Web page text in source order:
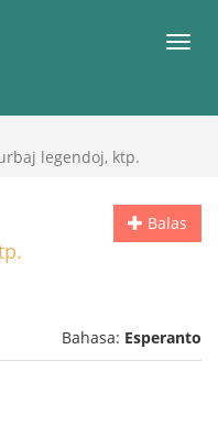
legendoj, ktp.
Balas
Bahasa: Esperanto